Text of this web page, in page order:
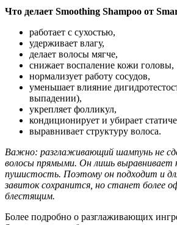
Что делает Smoothing Shampoo от
работает с сухостью,
удерживает влагу,
делает волосы мягче,
снижает воспаление кожи головы,
нормализует работу сосудов,
уменьшает влияние
выпадении),
укрепляет фолликул,
кондиционирует и убирает
выравнивает структуру волоса.
Важно: разглаживающий шампунь не
волосы прямыми. Он лишь выравнивает
пушистость. Поэтому он подходит и
завиток сохранится, но станет более
блестящим.
Более подробно о разглаживающих